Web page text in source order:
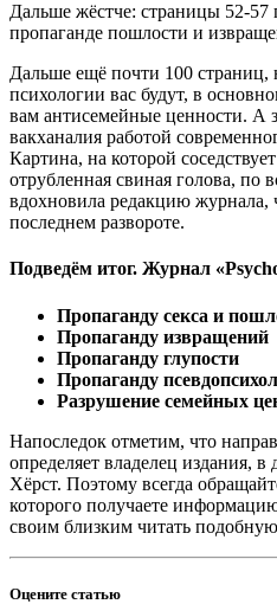
Дальше жёстче: страницы 52-
пропаганде пошлости и
Дальше ещё почти 100 страниц,
психологии вас будут, в
вам антисемейные ценности. А
вакханалия работой
Картина, на которой
отрубленная свиная голова, по
вдохновила редакцию журнала,
последнем развороте.
Подведём итог. Журнал
Пропаганду секса и
Пропаганду извращений
Пропаганду глупости
Пропаганду
Разрушение семейных
Напоследок отметим, что
определяет владелец издания,
Хёрст. Поэтому всегда
которого получаете
своим близким читать
Оцените статью